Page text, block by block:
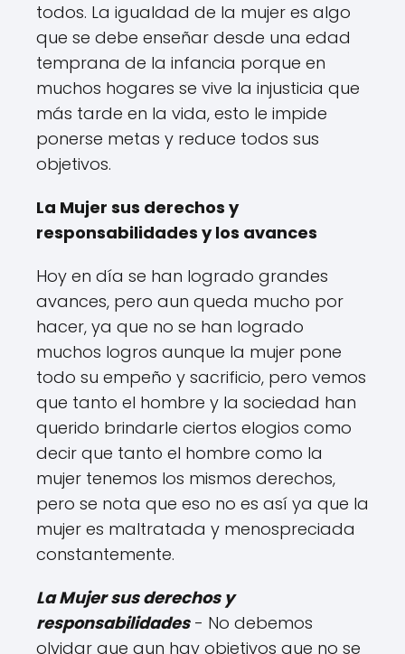
todos. La igualdad de la mujer es algo
que se debe enseñar desde una edad
temprana de la infancia porque en
muchos hogares se vive la injusticia que
más tarde en la vida, esto le impide
ponerse metas y reduce todos sus
objetivos.
La Mujer sus derechos y
responsabilidades y los avances
Hoy en día se han logrado grandes
avances, pero aun queda mucho por
hacer, ya que no se han logrado
muchos logros aunque la mujer pone
todo su empeño y sacrificio, pero vemos
que tanto el hombre y la sociedad han
querido brindarle ciertos elogios como
decir que tanto el hombre como la
mujer tenemos los mismos derechos,
pero se nota que eso no es así ya que la
mujer es maltratada y menospreciada
constantemente.
La Mujer sus derechos y
responsabilidades- No debemos
olvidar que aun hay objetivos que no se